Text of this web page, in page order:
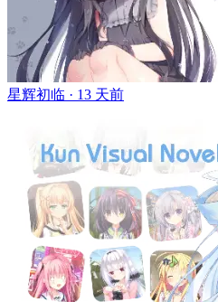
星辉初临 · 13 天前